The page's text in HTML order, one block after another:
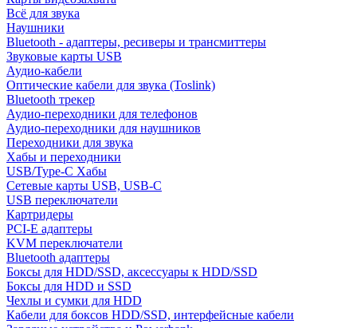
Всё для звука
Наушники
Bluetooth - адаптеры, ресиверы и трансмиттеры
Звуковые карты USB
Аудио-кабели
Оптические кабели для звука (Toslink)
Bluetooth трекер
Аудио-переходники для телефонов
Аудио-переходники для наушников
Переходники для звука
Хабы и переходники
USB/Type-C Хабы
Сетевые карты USB, USB-C
USB переключатели
Картридеры
PCI-E адаптеры
KVM переключатели
Bluetooth адаптеры
Боксы для HDD/SSD, аксессуары к HDD/SSD
Боксы для HDD и SSD
Чехлы и сумки для HDD
Кабели для боксов HDD/SSD, интерфейсные кабели